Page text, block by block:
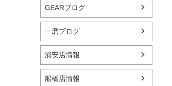
GEARブログ
一磨ブログ
浦安店情報
船橋店情報